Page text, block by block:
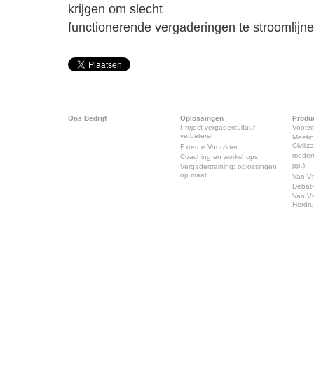
krijgen om slecht
functionerende vergaderingen te
Ons Bedrijf
Oplossingen
Project vergadercultuur
verbeteren
Externe Voorzitter
Coaching en workshops
Vergadertraining: oplossingen
op maat
pp.).
Van
Van